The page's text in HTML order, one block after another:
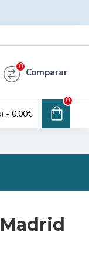
Comparar
0
- 0.00€
0